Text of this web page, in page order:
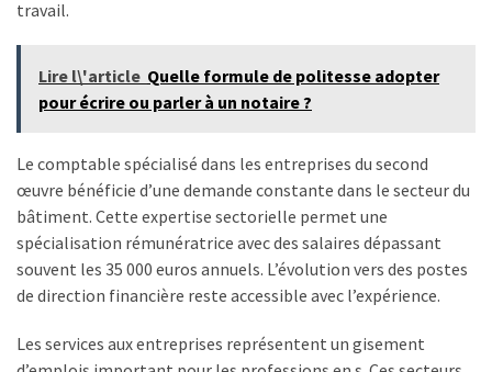
travail.
Lire l\'article Quelle formule de politesse adopter
pour écrire ou parler à un notaire ?
Le comptable spécialisé dans les entreprises du second
œuvre bénéficie d’une demande constante dans le secteur du
bâtiment. Cette expertise sectorielle permet une
spécialisation rémunératrice avec des salaires dépassant
souvent les 35 000 euros annuels. L’évolution vers des postes
de direction financière reste accessible avec l’expérience.
Les services aux entreprises représentent un gisement